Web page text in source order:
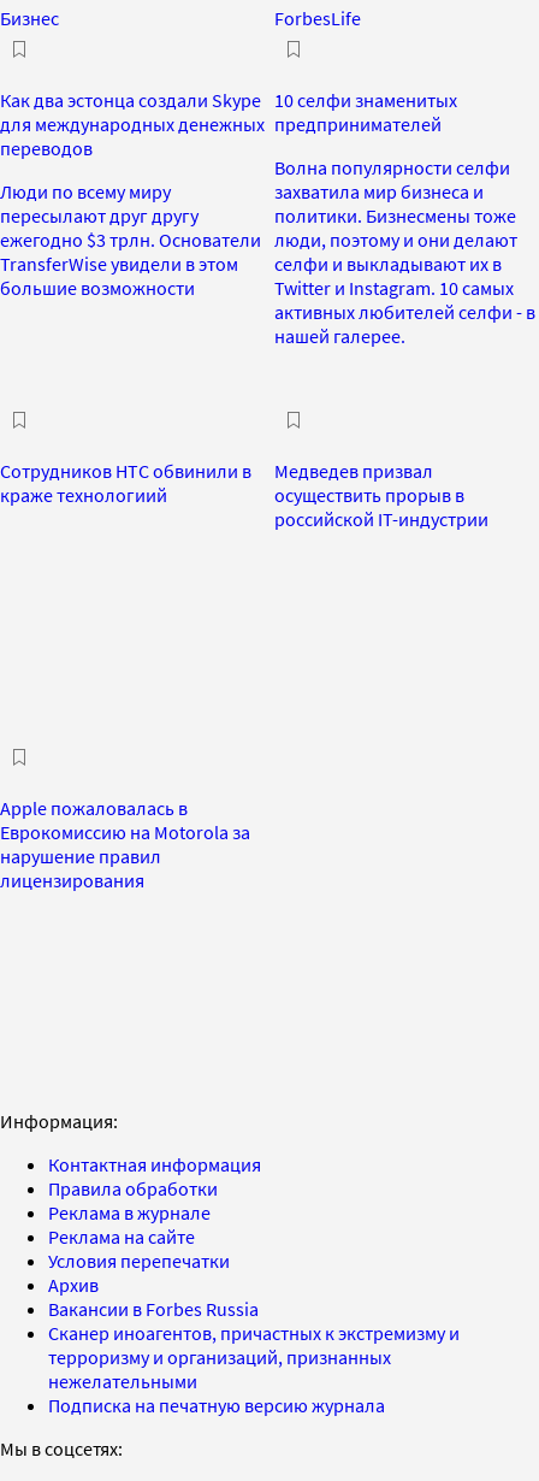
Бизнес
Как два эстонца создали Skype
для международных денежных
переводов
Люди по всему миру
пересылают друг другу
ежегодно $3 трлн. Основатели
TransferWise увидели в этом
большие возможности
ForbesLife
10 селфи знаменитых
предпринимателей
Волна популярности селфи
захватила мир бизнеса и
политики. Бизнесмены тоже
люди, поэтому и они делают
селфи и выкладывают их в
Twitter и Instagram. 10 самых
активных любителей селфи - в
нашей галерее.
Сотрудников HTC обвинили в
краже технологиий
Медведев призвал
осуществить прорыв в
российской IT-индустрии
Apple пожаловалась в
Еврокомиссию на Motorola за
нарушение правил
лицензирования
Информация:
Контактная информация
Правила обработки
Реклама в журнале
Реклама на сайте
Условия перепечатки
Архив
Вакансии в Forbes Russia
Сканер иноагентов, причастных к экстремизму и
терроризму и организаций, признанных
нежелательными
Подписка на печатную версию журнала
Мы в соцсетях: